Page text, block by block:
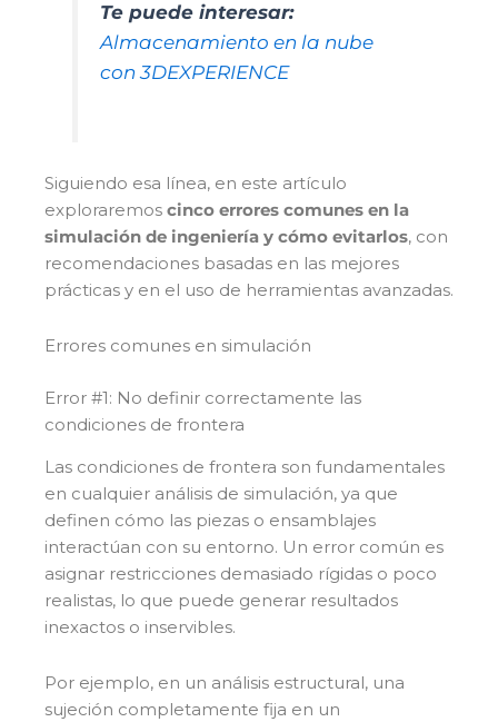
Te puede interesar:
Almacenamiento en la nube
con 3DEXPERIENCE
Siguiendo esa línea, en este artículo
exploraremos cinco errores comunes en la
simulación de ingeniería y cómo evitarlos, con
recomendaciones basadas en las mejores
prácticas y en el uso de herramientas avanzadas.
Errores comunes en simulación
Error #1: No definir correctamente las
condiciones de frontera
Las condiciones de frontera son fundamentales
en cualquier análisis de simulación, ya que
definen cómo las piezas o ensamblajes
interactúan con su entorno. Un error común es
asignar restricciones demasiado rígidas o poco
realistas, lo que puede generar resultados
inexactos o inservibles.
Por ejemplo, en un análisis estructural, una
sujeción completamente fija en un